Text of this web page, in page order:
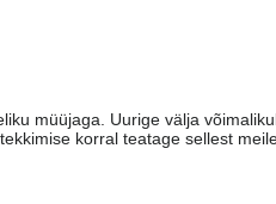
müüjaga. Uurige välja
korral teatage sellest